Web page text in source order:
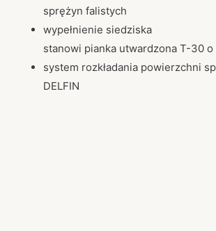
sprężyn falistych
wypełnienie siedziska
stanowi pianka utwardzona T-30 o
system rozkładania powierzchni
DELFIN